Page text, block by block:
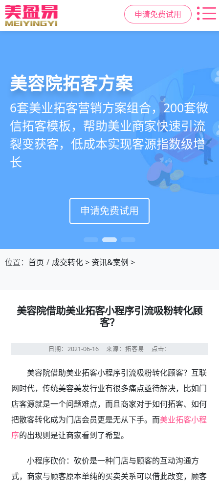
申请免费试用
美业拓客，就用 美盈易
美业全域引流获客+私域运营增长方
案，一站式解决美业门店拓、留、
锁、升难题
申请免费试用
美容院拓客方案
6套美业拓客营销方案组合，200套微
信拓客模板，帮助美业商家快速引流
裂变获客，低成本实现客源指数级增
长
申请免费试用
美业私域运营scrm
从拉新、转化、复购到裂变转介绍面
面俱到，赋能美容顾问销售，实现客
户、业绩
持续增长
申请免费试用
位置： 首页 成交转化> 资讯&案例 >
美容院借助美业拓客小程序引流吸粉转化顾
客？
日期：2021-06-16 来源：拓客易 点击：
美容院借助美业拓客小程序引流吸粉转化顾客？互联
网时代，传统美容美发行业有很多痛点亟待解决，比如门
店客源就是一个问题难点，而且商家对于如何拓客、如何
把散客转化成为门店会员更是无从下手。而美业拓客小程
序的出现则是让商家看到了希望。
小程序砍价：砍价是一种门店与顾客的互动沟通方
式，商家与顾客原本单纯的买卖关系可以借此改变，顾客